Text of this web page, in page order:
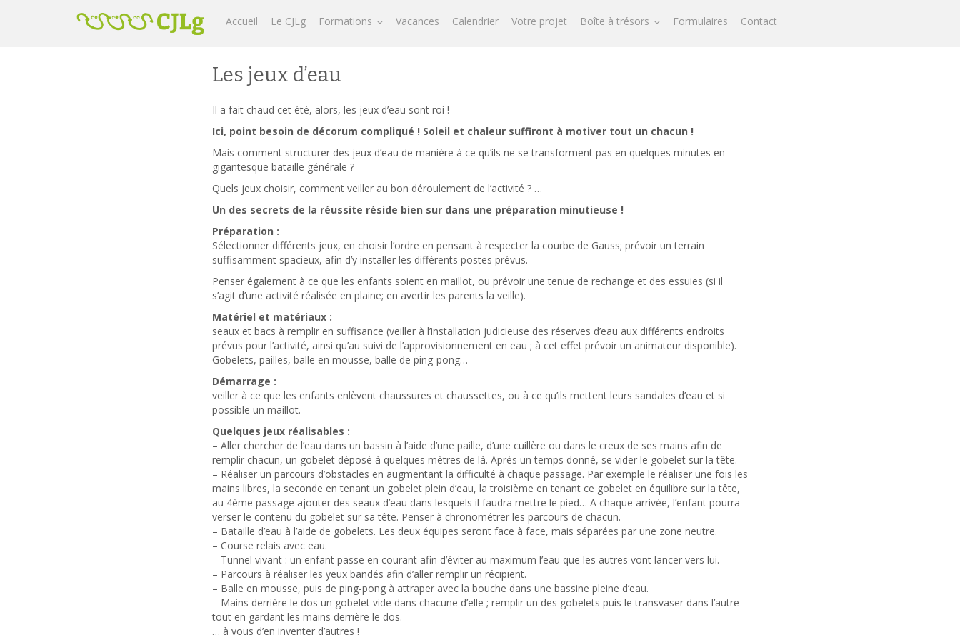
Accueil Le CJLg Formations Vacances Calendrier Votre projet Boîte à trésors Formulaires Contact
Les jeux d’eau
Il a fait chaud cet été, alors, les jeux d’eau sont roi !
Ici, point besoin de décorum compliqué ! Soleil et chaleur suffiront à motiver tout un chacun !
Mais comment structurer des jeux d’eau de manière à ce qu’ils ne se transforment pas en quelques minutes en
gigantesque bataille générale ?
Quels jeux choisir, comment veiller au bon déroulement de l’activité ? …
Un des secrets de la réussite réside bien sur dans une préparation minutieuse !
Préparation :
Sélectionner différents jeux, en choisir l’ordre en pensant à respecter la courbe de Gauss; prévoir un terrain
suffisamment spacieux, afin d’y installer les différents postes prévus.
Penser également à ce que les enfants soient en maillot, ou prévoir une tenue de rechange et des essuies (si il
s’agit d’une activité réalisée en plaine; en avertir les parents la veille).
Matériel et matériaux :
seaux et bacs à remplir en suffisance (veiller à l’installation judicieuse des réserves d’eau aux différents endroits
prévus pour l’activité, ainsi qu’au suivi de l’approvisionnement en eau ; à cet effet prévoir un animateur disponible).
Gobelets, pailles, balle en mousse, balle de ping-pong…
Démarrage :
veiller à ce que les enfants enlèvent chaussures et chaussettes, ou à ce qu’ils mettent leurs sandales d’eau et si
possible un maillot.
Quelques jeux réalisables :
– Aller chercher de l’eau dans un bassin à l’aide d’une paille, d’une cuillère ou dans le creux de ses mains afin de
remplir chacun, un gobelet déposé à quelques mètres de là. Après un temps donné, se vider le gobelet sur la tête.
– Réaliser un parcours d’obstacles en augmentant la difficulté à chaque passage. Par exemple le réaliser une fois les
mains libres, la seconde en tenant un gobelet plein d’eau, la troisième en tenant ce gobelet en équilibre sur la tête,
au 4ème passage ajouter des seaux d’eau dans lesquels il faudra mettre le pied… A chaque arrivée, l’enfant pourra
verser le contenu du gobelet sur sa tête. Penser à chronométrer les parcours de chacun.
– Bataille d’eau à l’aide de gobelets. Les deux équipes seront face à face, mais séparées par une zone neutre.
– Course relais avec eau.
– Tunnel vivant : un enfant passe en courant afin d’éviter au maximum l’eau que les autres vont lancer vers lui.
– Parcours à réaliser les yeux bandés afin d’aller remplir un récipient.
– Balle en mousse, puis de ping-pong à attraper avec la bouche dans une bassine pleine d’eau.
– Mains derrière le dos un gobelet vide dans chacune d’elle ; remplir un des gobelets puis le transvaser dans l’autre
tout en gardant les mains derrière le dos.
… à vous d’en inventer d’autres !